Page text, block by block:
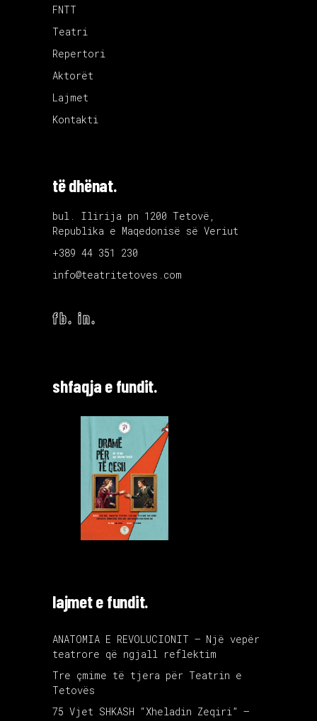
FNTT
Teatri
Repertori
Aktorët
Lajmet
Kontakti
të dhënat.
bul. Ilirija pn 1200 Tetovë,
Republika e Maqedonisë së Veriut
+389 44 351 230
info@teatritetoves.com
fb. in.
shfaqja e fundit.
lajmet e fundit.
ANATOMIA E REVOLUCIONIT – Një vepër
teatrore që ngjall reflektim
Tre çmime të tjera për Teatrin e
Tetovës
75 Vjet SHKASH “Xheladin Zeqiri” –